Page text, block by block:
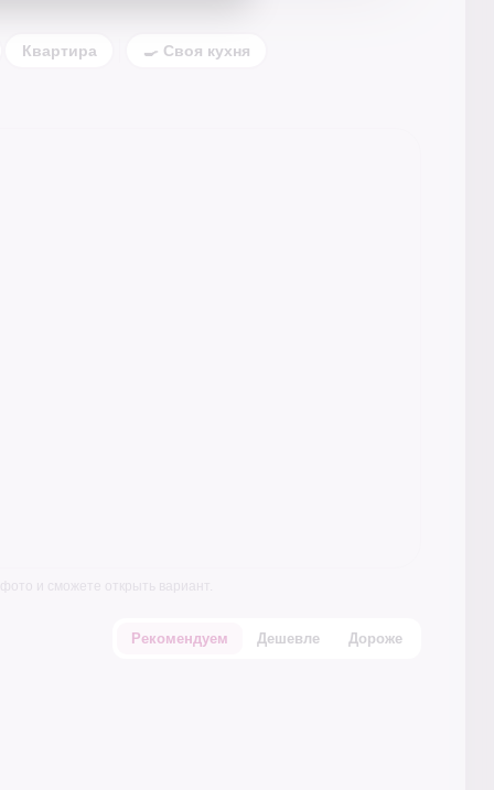
Квартира 🍳 Своя кухня
и сможете открыть вариант.
Рекомендуем Дешевле Дороже